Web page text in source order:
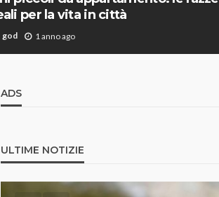
per la vita in città
god 1 anno ago
ADS
ULTIME NOTIZIE